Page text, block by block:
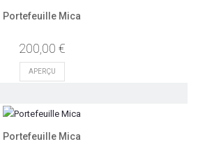
Portefeuille Mica
200,00 €
APERÇU
Portefeuille Mica